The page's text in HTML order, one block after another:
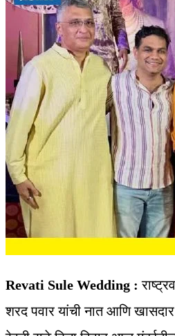
Revati Sule Wedding :
शरद पवार यांची नात आणि